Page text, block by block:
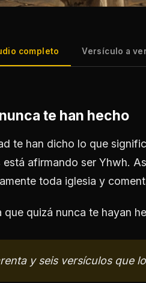
completo Versículo a
te han hecho
te han dicho lo que
afirmando ser Yhwh.
toda iglesia y
que quizá nunca te hayan
y seis versículos que